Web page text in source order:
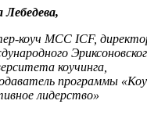
Лебедева,
коуч МСС ICF,
коучинга,
программы
лидерство»